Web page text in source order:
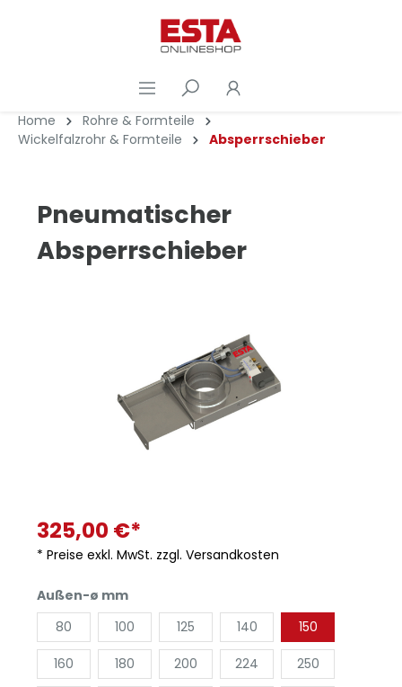
Home
Rohre & Formteile
Wickelfalzrohr & Formteile
Absperrschieber
Pneumatischer
Absperrschieber
325,00 €*
* Preise exkl. MwSt. zzgl. Versandkosten
Außen-ø mm
80
100 125 140 150
160 180 200 224 250